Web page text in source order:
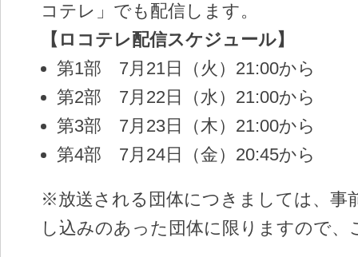
コテレ」でも配信します。
【ロコテレ配信スケジュール】
第1部 7月21日（火）21:00から
第2部 7月22日（水）21:00から
第3部 7月23日（木）21:00から
第4部 7月24日（金）20:45から
※放送される団体につきましては、事
し込みのあった団体に限りますので、